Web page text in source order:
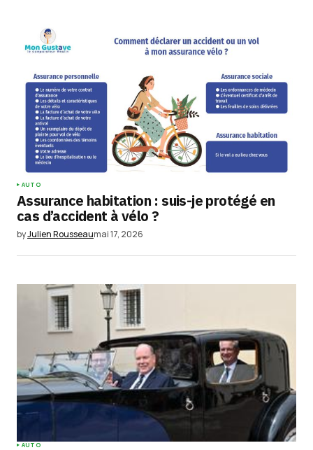
AUTO
Assurance habitation : suis-je protégé en
cas d’accident à vélo ?
byJulien Rousseaumai 17, 2026
AUTO